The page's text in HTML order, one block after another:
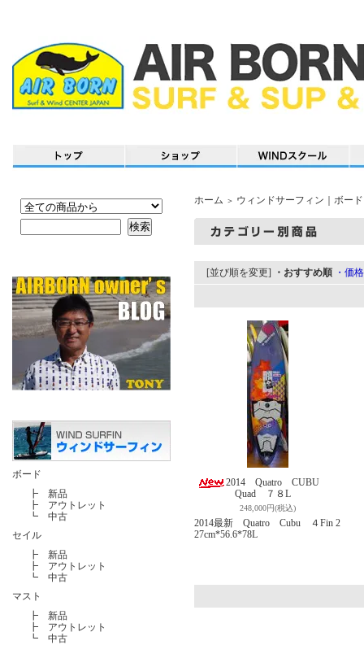
ボード
┣ 新品
┣ アウトレット
┗ 中古
セイル
┣ 新品
┣ アウトレット
┗ 中古
マスト
┣ 新品
┣ アウトレット
┗ 中古
ホーム ＞ ウィンドサーフィン｜ボー
[並び順を変更] ・おすすめ順 ・価
2014 Quatro CUBU
Quad ７８L
248,000円(税込)
2014最新 Quatro Cubu ４Fin 2
27cm*56.6*78L